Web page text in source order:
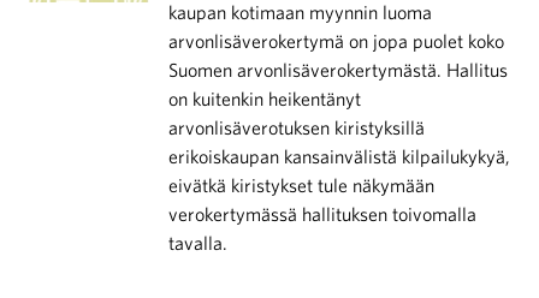
kaupan kotimaan myynnin luoma
arvonlisäverokertymä on jopa puolet koko
Suomen arvonlisäverokertymästä. Hallitus
on kuitenkin heikentänyt
arvonlisäverotuksen kiristyksillä
erikoiskaupan kansainvälistä kilpailukykyä,
eivätkä kiristykset tule näkymään
verokertymässä hallituksen toivomalla
tavalla.